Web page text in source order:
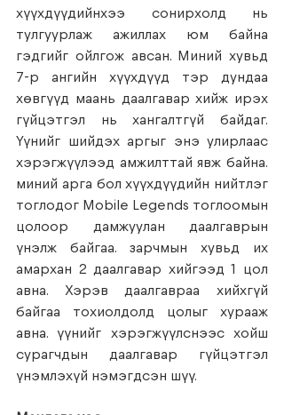
хүүхдүүдийнхээ сонирхолд нь
тулгуурлаж ажиллах юм байна
гэдгийг ойлгож авсан. Миний хувьд
7-р ангийн хүүхдүүд тэр дундаа
хөвгүүд маань даалгавар хийж ирэх
гүйцэтгэл нь хангалтгүй байдаг.
Үүнийг шийдэх аргыг энэ улирлаас
хэрэгжүүлээд амжилттай явж байна.
миний арга бол хүүхдүүдийн нийтлэг
тоглодог Mobile Legends тоглоомын
цолоор дамжуулан даалгаврын
үнэлж байгаа. зарчмын хувьд их
амархан 2 даалгавар хийгээд 1 цол
авна. Хэрэв даалгавраа хийхгүй
байгаа тохиолдолд цолыг хурааж
авна. үүнийг хэрэгжүүлснээс хойш
сурагчдын даалгавар гүйцэтгэл
үнэмлэхүй нэмэгдсэн шүү.